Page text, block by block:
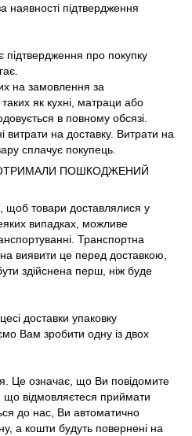
наявності підтвердження
про покупку
на замовлення за
як кухні, матраци або
в повному обсязі.
на доставку. Витрати на
сплачує покупець.
ПОШКОДЖЕНИЙ
товари доставлялися у
випадках, можливе
Транспортна
виявити це перед доставкою,
здійснена перш, ніж буде
доставки упаковку
Вам зробити одну із двох
Це означає, що Ви повідомите
що відмовляєтеся приймати
до нас, Ви автоматично
а кошти будуть повернені на